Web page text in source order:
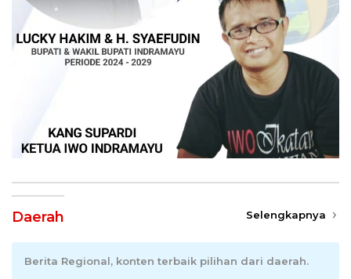
Daerah Selengkapnya
Berita Regional, konten terbaik pilihan dari daerah.